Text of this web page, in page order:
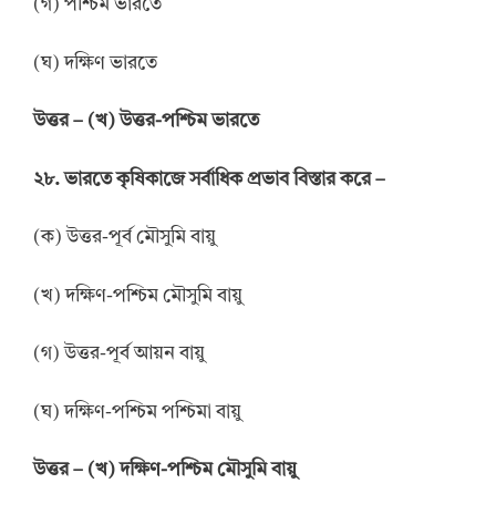
(গ) পশ্চিম ভারতে
(ঘ) দক্ষিণ ভারতে
উত্তর– (খ) উত্তর-পশ্চিম ভারতে
২৮. ভারতে কৃষিকাজে সর্বাধিক প্রভাব বিস্তার করে –
(ক) উত্তর-পূর্ব মৌসুমি বায়ু
(খ) দক্ষিণ-পশ্চিম মৌসুমি বায়ু
(গ) উত্তর-পূর্ব আয়ন বায়ু
(ঘ) দক্ষিণ-পশ্চিম পশ্চিমা বায়ু
উত্তর– (খ) দক্ষিণ-পশ্চিম মৌসুমি বায়ু